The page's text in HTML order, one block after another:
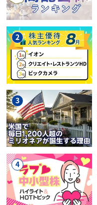
2
3
4